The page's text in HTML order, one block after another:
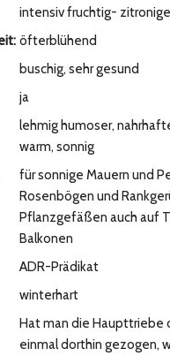
intensiv fruchtig-
öfterblühend
buschig, sehr gesund
ja
lehmig humoser,
warm, sonnig
für sonnige Mauern und
Rosenbögen und
Pflanzgefäßen auch auf
Balkonen
ADR-Prädikat
winterhart
Hat man die Haupttriebe
einmal dorthin gezogen,